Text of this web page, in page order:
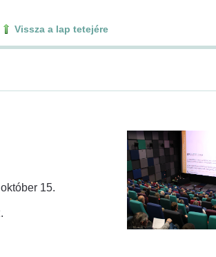
Vissza a lap tetejére
15.